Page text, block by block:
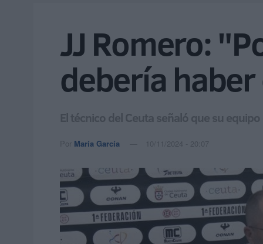
JJ Romero:
debería
El técnico del Ceuta señaló que su
Por María García 10/11/2024 - 20:07